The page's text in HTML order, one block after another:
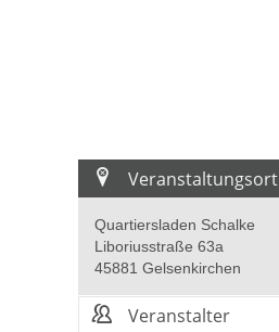
Veranstaltungsort
Quartiersladen Schalke
Liboriusstraße 63a
45881 Gelsenkirchen
Veranstalter